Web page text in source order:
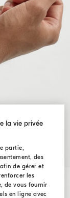
la vie privée
partie,
des
de gérer et
les
de vous fournir
en ligne avec